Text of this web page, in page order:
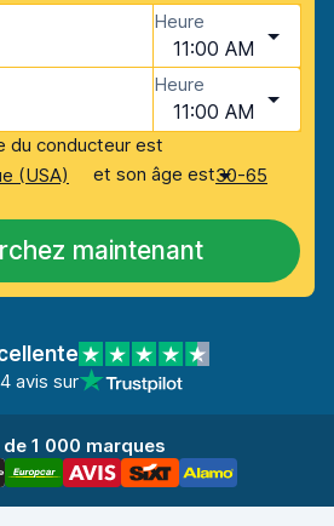
Heure
11:00 AM
Heure
11:00 AM
du conducteur est
(USA)
et son âge est30-65
maintenant
avis sur
de 1 000 marques